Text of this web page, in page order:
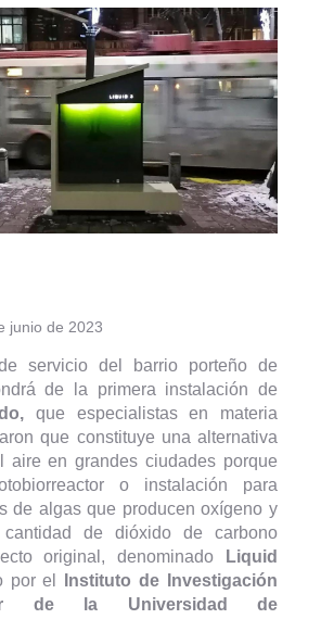
junio de 2023
servicio del barrio porteño de
de la primera instalación de
que especialistas en materia
que constituye una alternativa
aire en grandes ciudades porque
o instalación para
de algas que producen oxígeno y
de dióxido de carbono
original, denominado
Liquid
por el
Instituto de Investigación
de la Universidad de